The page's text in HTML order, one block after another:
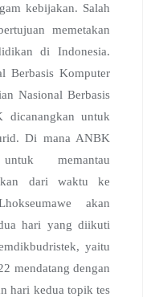
kebijakan. Salah
memetakan
di Indonesia.
Berbasis Komputer
Nasional Berbasis
dicanangkan untuk
Di mana ANBK
memantau
dari waktu ke
akan
hari yang diikuti
yaitu
mendatang dengan
hari kedua topik tes